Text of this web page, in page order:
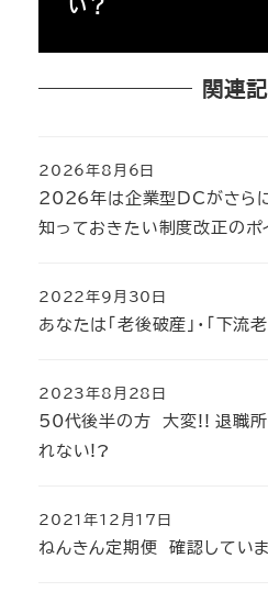
い？
関連
2026年は企業型DCがさら
知っておきたい制度改正のポ
投稿日
2026年8月6日
あなたは「老後破産」・「下流
投稿日
2022年9月30日
50代後半の方 大変!! 退職所
れない!?
投稿日
2023年8月28日
ねんきん定期便 確認してい
投稿日
2021年12月17日